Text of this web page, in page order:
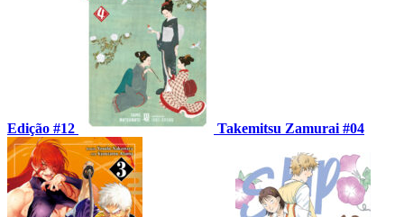
Edição #12 Takemitsu Zamurai #04